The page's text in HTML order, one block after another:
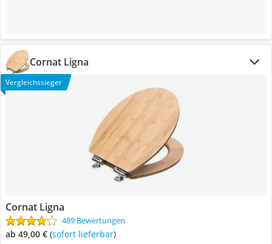
Cornat Ligna
Vergleichssieger
Cornat Ligna
489 Bewertungen
ab 49,00 € ( Sofort lieferbar)